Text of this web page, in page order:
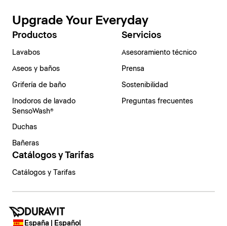
Upgrade Your Everyday
Productos
Lavabos
Aseos y baños
Grifería de baño
Inodoros de lavado
SensoWash®
Duchas
Bañeras
Servicios
Asesoramiento técnico
Prensa
Sostenibilidad
Preguntas frecuentes
Catálogos y Tarifas
Catálogos y Tarifas
España | Español